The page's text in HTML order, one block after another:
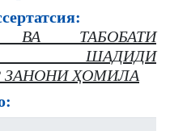
ВА ТАБОБАТИ
ШАДИДИ
ЗАНОНИ ҲОМИЛА